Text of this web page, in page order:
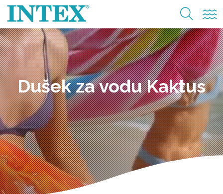
Dušek za vodu Kaktus